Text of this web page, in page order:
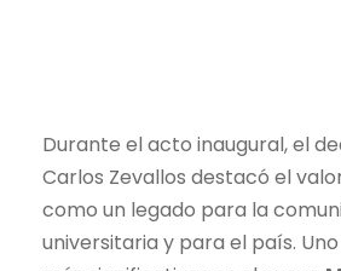
Durante el acto inaugural, el
Carlos Zevallos destacó el
como un legado para la
universitaria y para el país.